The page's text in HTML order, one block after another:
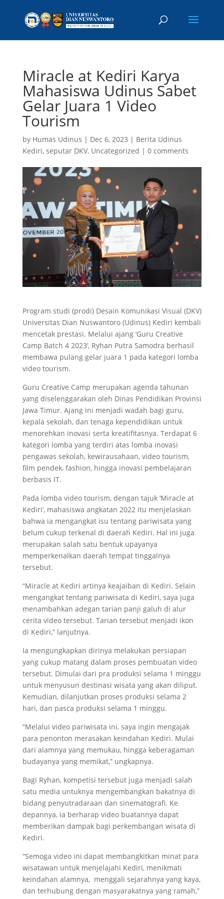
Miracle at Kediri Karya
Mahasiswa Udinus Sabet
Gelar Juara 1 Video
Tourism
by Humas Udinus | Dec 6, 2023 | Berita Udinus
Kediri, seputar DKV, Uncategorized | 0 comments
Program studi (prodi) Desain Komunikasi Visual (DKV)
Universitas Dian Nuswantoro (Udinus) Kediri kembali
mencetak prestasi. Melalui ajang ‘Guru Creative
Camp Batch 4 2023’, Ryhan Putra Samodra berhasil
membawa pulang gelar juara 1 pada kategori lomba
video tourism.
Guru Creative Camp merupakan agenda tahunan
yang diselenggarakan oleh Dinas Pendidikan Provinsi
Jawa Timur. Ajang ini menjadi wadah bagi guru,
kepala sekolah, dan tenaga kependidikan untuk
menorehkan inovasi serta kreatifitasnya. Terdapat 6
kategori lomba yang terdiri atas lomba inovasi
pengawas sekolah, kewirausahaan, video tourism,
film pendek, fashion, hingga inovasi pembelajaran
berbasis IT.
Pada lomba video tourism, dengan tajuk ‘Miracle at
Kediri’, mahasiswa angkatan 2022 itu menjelaskan
bahwa ia mengangkat isu tentang pariwisata yang
belum cukup terkenal di daerah Kediri. Hal ini juga
merupakan salah satu bentuk upayanya
memperkenalkan daerah tempat tinggalnya
tersebut.
“Miracle at Kediri artinya keajaiban di Kediri. Selain
mengangkat tentang pariwisata di Kediri, saya juga
menambahkan adegan tarian panji galuh di alur
cerita video tersebut. Tarian tersebut menjadi ikon
di Kediri,” lanjutnya.
Ia mengungkapkan dirinya melakukan persiapan
yang cukup matang dalam proses pembuatan video
tersebut. Dimulai dari pra produksi selama 1 minggu
untuk menyusun destinasi wisata yang akan diliput.
Kemudian, dilanjutkan proses produksi selama 2
hari, dan pasca produksi selama 1 minggu.
“Melalui video pariwisata ini, saya ingin mengajak
para penonton merasakan keindahan Kediri. Mulai
dari alamnya yang memukau, hingga keberagaman
budayanya yang memikat,” ungkapnya.
Bagi Ryhan, kompetisi tersebut juga menjadi salah
satu media untuknya mengembangkan bakatnya di
bidang penyutradaraan dan sinematografi. Ke
depannya, ia berharap video buatannya dapat
memberikan dampak bagi perkembangan wisata di
Kediri.
“Semoga video ini dapat membangkitkan minat para
wisatawan untuk menjelajahi Kediri, menikmati
keindahan alamnya, menggali sejarahnya yang kaya,
dan terhubung dengan masyarakatnya yang ramah,”